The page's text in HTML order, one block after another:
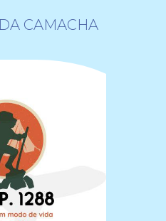
CAMACHA